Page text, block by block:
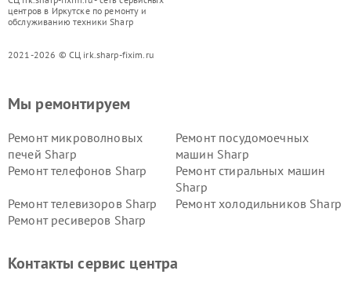
центров в Иркутске по ремонту и
обслуживанию техники Sharp
2021-2026 © СЦ irk.sharp-fixim.ru
Мы ремонтируем
Ремонт микроволновых
печей Sharp
Ремонт посудомоечных
машин Sharp
Ремонт телефонов Sharp
Ремонт стиральных машин
Sharp
Ремонт телевизоров Sharp
Ремонт холодильников Sharp
Ремонт ресиверов Sharp
Контакты сервис центра